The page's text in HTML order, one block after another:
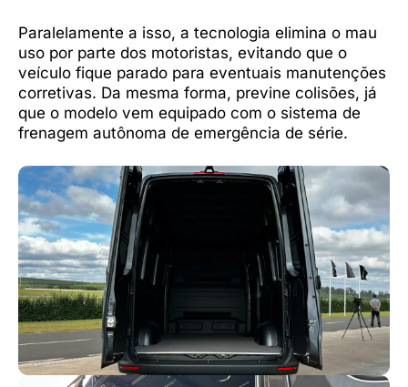
Paralelamente a isso, a tecnologia elimina o mau
uso por parte dos motoristas, evitando que o
veículo fique parado para eventuais manutenções
corretivas. Da mesma forma, previne colisões, já
que o modelo vem equipado com o sistema de
frenagem autônoma de emergência de série.